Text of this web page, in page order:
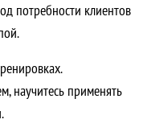
потребности клиентов
научитесь применять